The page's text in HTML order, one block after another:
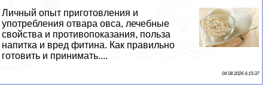
Личный опыт приготовления и
употрeбления отвара овса, лечебные
свойства и противопоказания, польза
напитка и вред фитина. Как правильно
готовить и принимать....
04 08 2026 6:15:37